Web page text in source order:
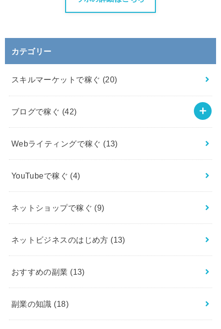
カテゴリー
スキルマーケットで稼ぐ (20)
ブログで稼ぐ (42)
Webライティングで稼ぐ (13)
YouTubeで稼ぐ (4)
ネットショップで稼ぐ (9)
ネットビジネスのはじめ方 (13)
おすすめの副業 (13)
副業の知識 (18)